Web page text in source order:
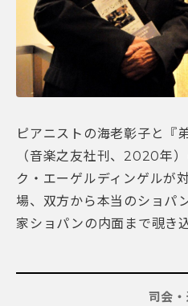
ピアニストの海老彰子と『
（音楽之友社刊、2020年
ク・エーゲルディンゲルが
場、双方から本当のショパ
家ショパンの内面まで覗き
司会